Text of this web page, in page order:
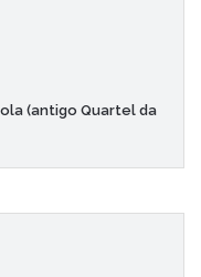
(antigo Quartel da